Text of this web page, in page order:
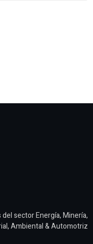
del sector Energía, Minería,
Ambiental & Automotriz